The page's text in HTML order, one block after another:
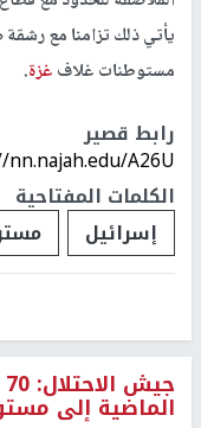
يأتي ذلك تزامنا مع
مستوطنات غلافغزة.
رابط قصير
A26U/
الكلمات المفتاحية
إسرائيل
الماضية إلى